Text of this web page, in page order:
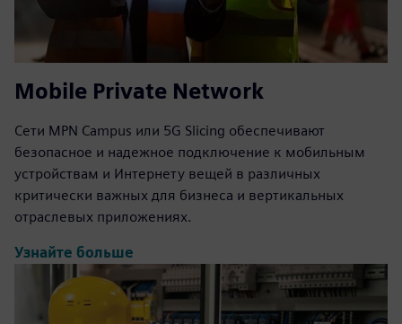
Mobile Private Network
Сети MPN Campus или 5G Slicing обеспечивают
безопасное и надежное подключение к мобильным
устройствам и Интернету вещей в различных
критически важных для бизнеса и вертикальных
отраслевых приложениях.
Узнайте больше